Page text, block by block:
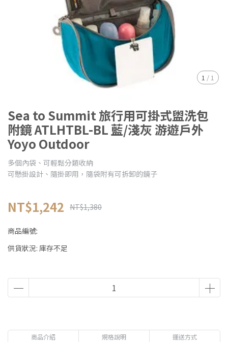
1 /1
Sea to Summit 旅行用可掛式盥洗包
附鏡 ATLHTBL-BL 藍/淺灰 游遊戶外
Yoyo Outdoor
多個內袋、可輕鬆分類收納
可懸掛設計、隨掛即用，隨袋附有可拆卸的鏡子
NT$1,242 NT$1,380
商品編號:
供貨狀況: 庫存不足
商品介紹 規格說明 運送方式